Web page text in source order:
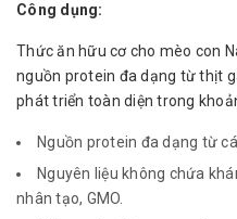
Công dụng:
Thức ăn hữu cơ cho mèo con
nguồn protein đa dạng từ thịt
phát triển toàn diện trong
Nguồn protein đa dạng từ
Nguyên liệu không chứa
nhân tạo, GMO.